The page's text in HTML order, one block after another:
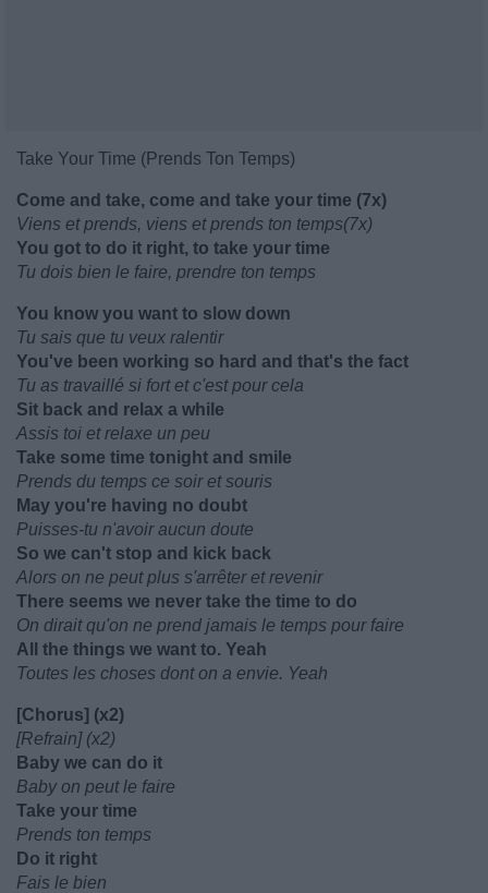
Take Your Time (Prends Ton Temps)
Come and take, come and take your time (7x)
Viens et prends, viens et prends ton temps(7x)
You got to do it right, to take your time
Tu dois bien le faire, prendre ton temps
You know you want to slow down
Tu sais que tu veux ralentir
You've been working so hard and that's the fact
Tu as travaillé si fort et c'est pour cela
Sit back and relax a while
Assis toi et relaxe un peu
Take some time tonight and smile
Prends du temps ce soir et souris
May you're having no doubt
Puisses-tu n'avoir aucun doute
So we can't stop and kick back
Alors on ne peut plus s'arrêter et revenir
There seems we never take the time to do
On dirait qu'on ne prend jamais le temps pour faire
All the things we want to. Yeah
Toutes les choses dont on a envie. Yeah
[Chorus] (x2)
[Refrain] (x2)
Baby we can do it
Baby on peut le faire
Take your time
Prends ton temps
Do it right
Fais le bien